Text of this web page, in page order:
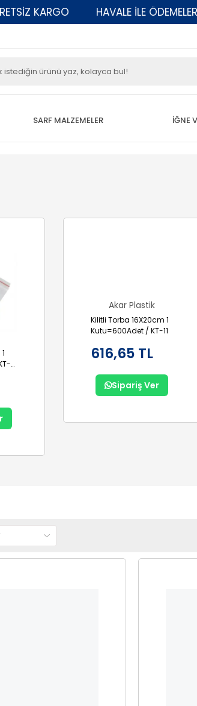
KARGO HAVALE İLE ÖDEMELERDE
SARF MALZEMELER İĞNE
Akar Plastik
Kilitli Torba 16X20cm 1
Kutu=600Adet / KT-11
616,65 TL
Sipariş Ver